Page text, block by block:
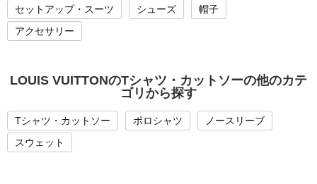
セットアップ・スーツ
シューズ
帽子
アクセサリー
LOUIS VUITTONのTシャツ・カットソーの他のカテ
ゴリから探す
Tシャツ・カットソー ポロシャツ
ノースリーブ
スウェット